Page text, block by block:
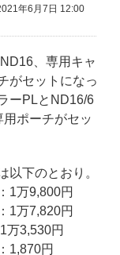
年6月7日 12:00
、専用キャ
がセットになっ
ーPLとND16/6
ポーチがセッ
以下のとおり。
1万9,800円
1万7,820円
万3,530円
1,870円